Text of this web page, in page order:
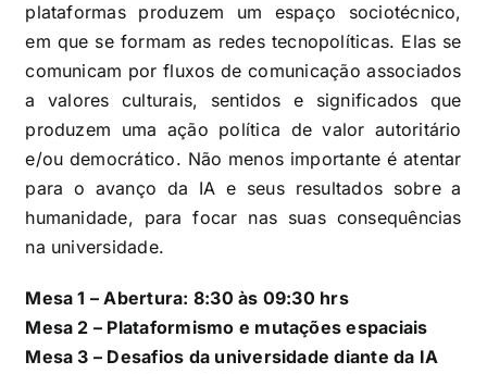
plataformas produzem um espaço sociotécnico,
em que se formam as redes tecnopolíticas. Elas se
comunicam por fluxos de comunicação associados
a valores culturais, sentidos e significados que
produzem uma ação política de valor autoritário
e/ou democrático. Não menos importante é atentar
para o avanço da IA e seus resultados sobre a
humanidade, para focar nas suas consequências
na universidade.
Mesa 1 – Abertura: 8:30 às 09:30 hrs
Mesa 2 – Plataformismo e mutações espaciais
Mesa 3 – Desafios da universidade diante da IA